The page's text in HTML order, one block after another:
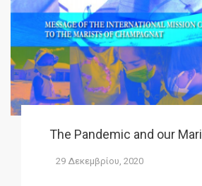
The Pandemic and our
29 Δεκεμβρίου, 2020